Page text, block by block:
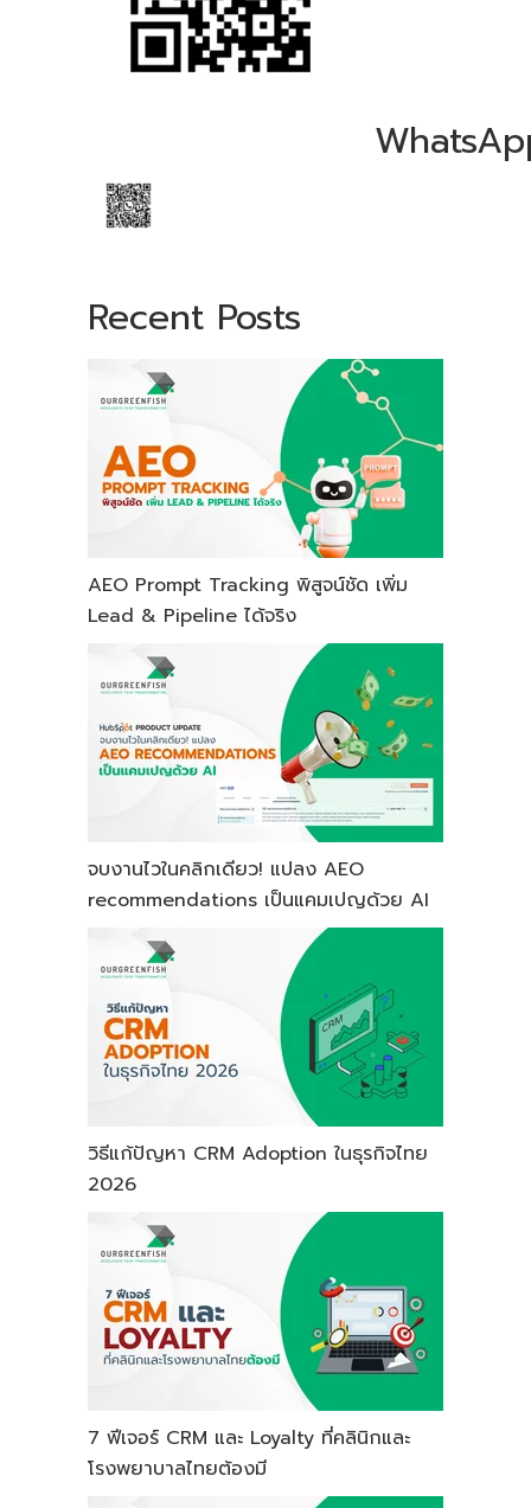
Recent Posts
AEO Prompt Tracking พิสูจน์ชัด เพิ่ม
Lead & Pipeline ได้จริง
จบงานไวในคลิกเดียว! แปลง AEO
recommendations เป็นแคมเปญด้วย AI
วิธีแก้ปัญหา CRM Adoption ในธุรกิจไทย
2026
7 ฟีเจอร์ CRM และ Loyalty ที่คลินิกและ
โรงพยาบาลไทยต้องมี